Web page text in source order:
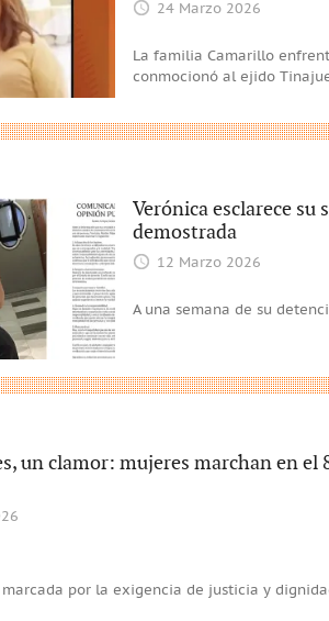
24 Marzo 2026
La familia Camarillo
conmocionó al ejido
Verónica esclarece
demostrada
12 Marzo 2026
A una semana de su
un clamor: mujeres marchan en
marcada por la exigencia de justicia y